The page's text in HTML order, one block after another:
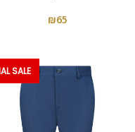
₪65
SALE